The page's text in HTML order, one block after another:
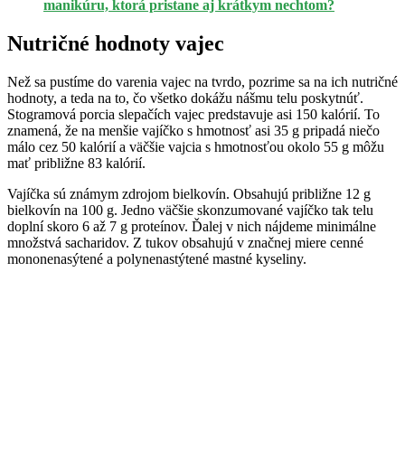
manikúru, ktorá pristane aj krátkym nechtom?
Nutričné hodnoty vajec
Než sa pustíme do varenia vajec na tvrdo, pozrime sa na ich nutričné
hodnoty, a teda na to, čo všetko dokážu nášmu telu poskytnúť.
Stogramová porcia slepačích vajec predstavuje asi 150 kalórií. To
znamená, že na menšie vajíčko s hmotnosť asi 35 g pripadá niečo
málo cez 50 kalórií a väčšie vajcia s hmotnosťou okolo 55 g môžu
mať približne 83 kalórií.
Vajíčka sú známym zdrojom bielkovín. Obsahujú približne 12 g
bielkovín na 100 g. Jedno väčšie skonzumované vajíčko tak telu
doplní skoro 6 až 7 g proteínov. Ďalej v nich nájdeme minimálne
množstvá sacharidov. Z tukov obsahujú v značnej miere cenné
mononenasýtené a polynenastýtené mastné kyseliny.